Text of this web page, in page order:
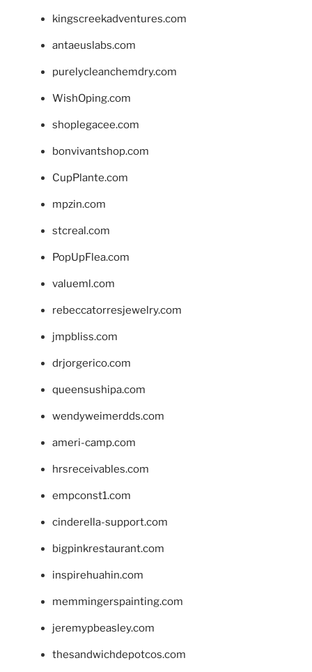
kingscreekadventures.com
antaeuslabs.com
purelycleanchemdry.com
WishOping.com
shoplegacee.com
bonvivantshop.com
CupPlante.com
mpzin.com
stcreal.com
PopUpFlea.com
valueml.com
rebeccatorresjewelry.com
jmpbliss.com
drjorgerico.com
queensushipa.com
wendyweimerdds.com
ameri-camp.com
hrsreceivables.com
empconst1.com
cinderella-support.com
bigpinkrestaurant.com
inspirehuahin.com
memmingerspainting.com
jeremypbeasley.com
thesandwichdepotcos.com